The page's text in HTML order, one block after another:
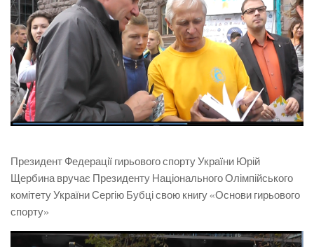
Президент Федерації гирьового спорту України Юрій
Щербина вручає Президенту Національного Олімпійського
комітету України Сергію Бубці свою книгу «Основи гирьового
спорту»